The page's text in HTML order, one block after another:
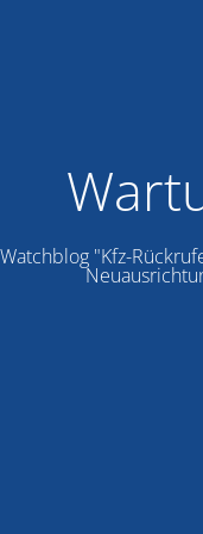
"Kfz-